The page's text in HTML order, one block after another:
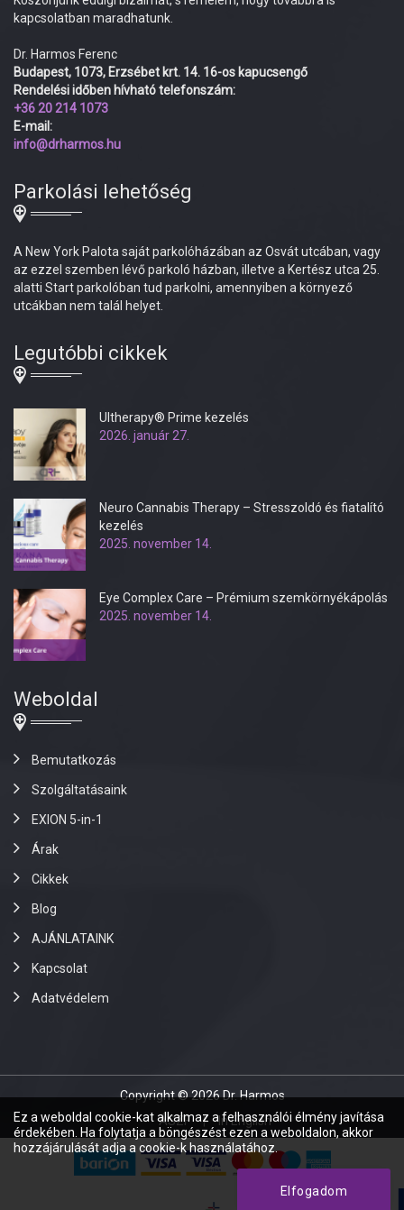
kapcsolatban maradhatunk.
Dr. Harmos Ferenc
Budapest, 1073, Erzsébet krt. 14. 16-os kapucsengő
Rendelési időben hívható telefonszám:
+36 20 214 1073
E-mail:
info@drharmos.hu
Parkolási lehetőség
A New York Palota saját parkolóházában az Osvát utcában, vagy
az ezzel szemben lévő parkoló házban, illetve a Kertész utca 25.
alatti Start parkolóban tud parkolni, amennyiben a környező
utcákban nem talál helyet.
Legutóbbi cikkek
Ultherapy® Prime kezelés
2026. január 27.
Neuro Cannabis Therapy – Stresszoldó és fiatalító
kezelés
2025. november 14.
Eye Complex Care – Prémium szemkörnyékápolás
2025. november 14.
Weboldal
Bemutatkozás
Szolgáltatásaink
EXION 5-in-1
Árak
Cikkek
Blog
AJÁNLATAINK
Kapcsolat
Adatvédelem
Copyright © 2026 Dr. Harmos
ÁSZF
In English
Ez a weboldal cookie-kat alkalmaz a felhasználói élmény javítása
érdekében. Ha folytatja a böngészést ezen a weboldalon, akkor
hozzájárulását adja a cookie-k használatához.
Elfogadom